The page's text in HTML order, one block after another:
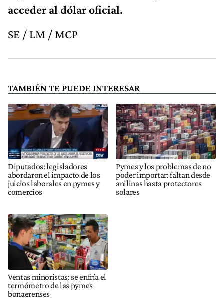
acceder al dólar oficial.
SE / LM / MCP
TAMBIÉN TE PUEDE INTERESAR
Diputados: legisladores
abordaron el impacto de los
juicios laborales en pymes y
comercios
Pymes y los problemas de no
poder importar: faltan desde
anilinas hasta protectores
solares
Ventas minoristas: se enfría el
termómetro de las pymes
bonaerenses